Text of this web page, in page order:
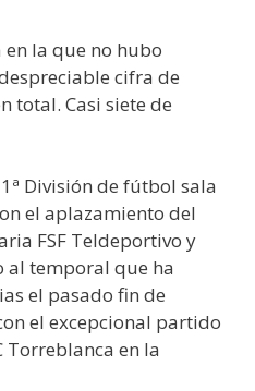
la que no hubo
cifra de
total. Casi siete de
División de fútbol sala
el aplazamiento del
FSF Teldeportivo y
al temporal que ha
el pasado fin de
el excepcional partido
Torreblanca en la